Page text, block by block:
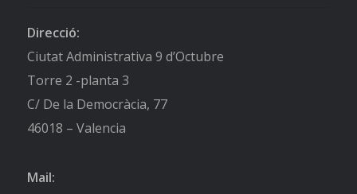
Direcció:
Ciutat Administrativa 9 d’Octubre
Torre 2 -planta 3
C/ De la Democràcia, 77
46018 – Valencia
Mail: